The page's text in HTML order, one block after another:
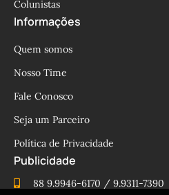
Colunistas
Informações
Quem somos
Nosso Time
Fale Conosco
Seja um Parceiro
Política de Privacidade
Publicidade
88 9.9946-6170 / 9.9311-7390